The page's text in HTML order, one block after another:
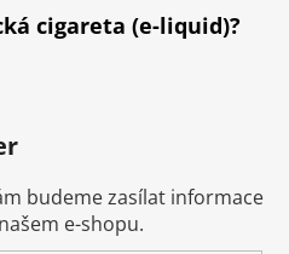
cigareta (e-liquid)?
budeme zasílat informace
e-shopu.